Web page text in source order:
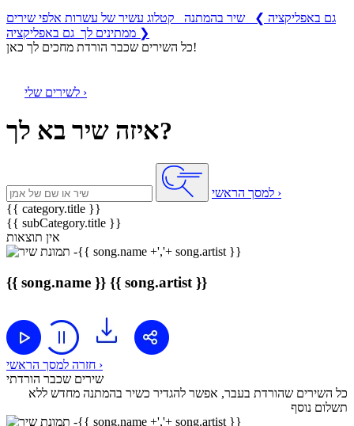
גם באפליקציה ❯
שיר בהמתנה קטלוג עשיר של עשרות אלפי שירים
ממתינים לך גם באפליקציה ❯
כל השירים שכבר הורדת מחכים לך כאן!
לשירים שלי ›
איזה שיר בא לך?
למסך הראשי ›
{{ category.title }}
{{ subCategory.title }}
אין תוצאות
{{ song.name }} {{ song.artist }}
חזרה למסך הראשי ›
שירים שכבר הורדתי
כל השירים שהורדת בעבר, אפשר להגדיר כשיר בהמתנה מחדש ללא
תשלום נוסף